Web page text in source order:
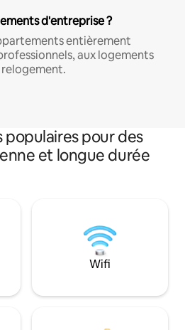
d'entreprise ?
entièrement
aux logements
pour des
et longue durée
Wifi